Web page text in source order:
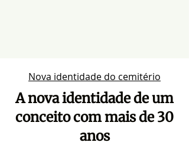
Nova identidade do cemitério
A nova identidade de um
conceito com mais de 30
anos